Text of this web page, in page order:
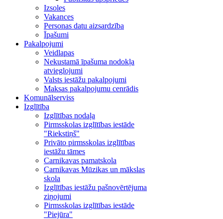
Izsoles
Vakances
Personas datu aizsardzība
Īpašumi
Pakalpojumi
Veidlapas
Nekustamā īpašuma nodokļa
atvieglojumi
Valsts iestāžu pakalpojumi
Maksas pakalpojumu cenrādis
Komunālserviss
Izglītība
Izglītības nodaļa
Pirmsskolas izglītības iestāde
"Riekstiņš"
Privāto pirmsskolas izglītības
iestāžu tāmes
Carnikavas pamatskola
Carnikavas Mūzikas un mākslas
skola
Izglītības iestāžu pašnovērtējuma
ziņojumi
Pirmsskolas izglītības iestāde
"Piejūra"